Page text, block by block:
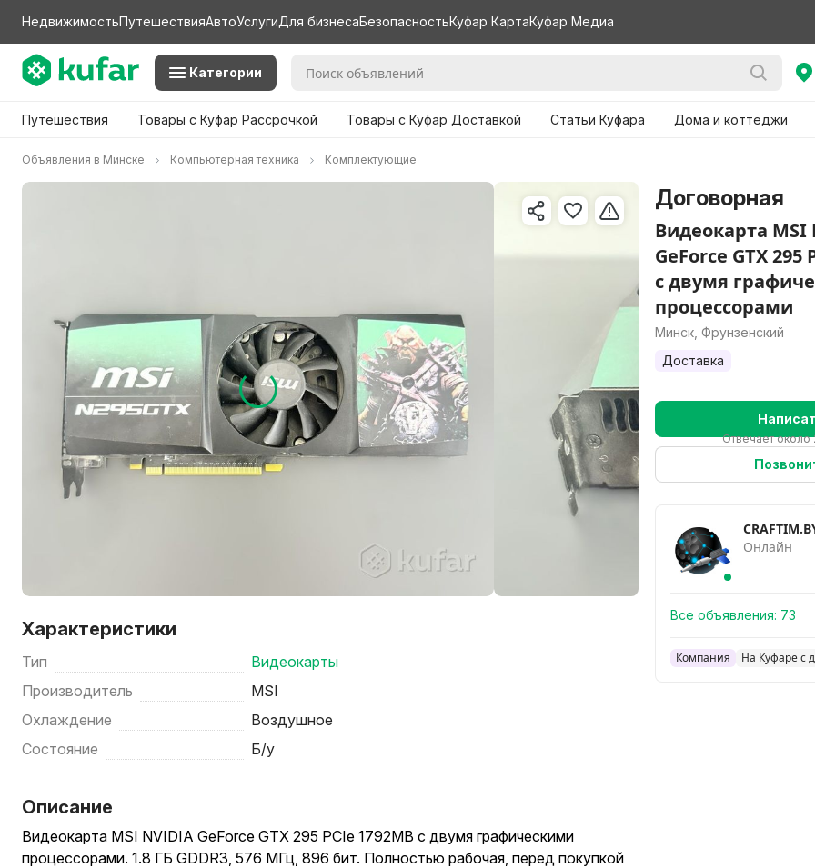
НедвижимостьПутешествияАвтоУслугиДля бизнесаБезопасностьКуфар КартаКуфар Медиа
Категории
Путешествия Товары с Куфар Рассрочкой Товары с Куфар Доставкой Статьи Куфара Дома и коттеджи
Объявления в Минске Компьютерная техника Комплектующие
Характеристики
Тип
Видеокарты
Производитель
MSI
Охлаждение
Воздушное
Состояние
Б/у
Описание
Видеокарта MSI NVIDIA GeForce GTX 295 PCIe 1792MB с двумя графическими
процессорами. 1.8 ГБ GDDR3, 576 МГц, 896 бит. Полностью рабочая, перед покупкой
Договорная
Видеокарта MSI
GeForce GTX 295
с двумя
процессорами
Минск, Фрунзенский
Доставка
Отвечает около
Онлайн
Все объявления: 73
Компания На Куфаре с